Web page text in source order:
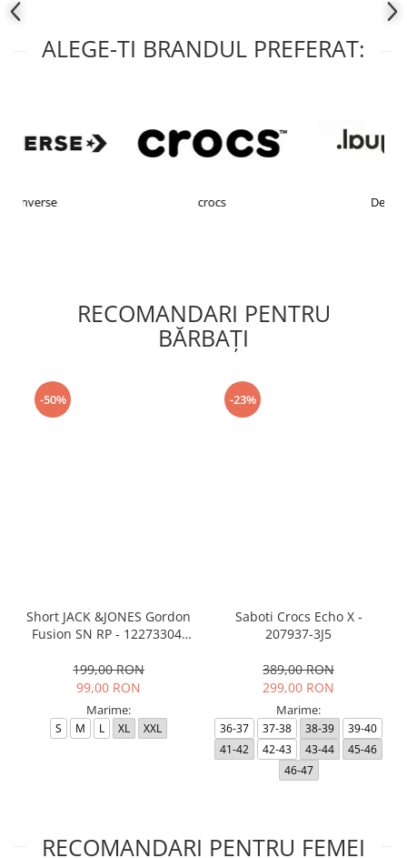
ALEGE-TI BRANDUL PREFERAT:
RECOMANDARI PENTRU
BĂRBAŢI
-50%
Short JACK &JONES Gordon
Fusion SN RP - 12273304-
199,00 RON
99,00 RON
Marime:
S M L XL XXL
-23%
Saboti Crocs Echo X -
207937-3J5
389,00 RON
299,00 RON
Marime:
36-37 37-38 38-39
39-40
41-42
42-43 43-44
45-46
46-47
RECOMANDARI PENTRU FEMEI